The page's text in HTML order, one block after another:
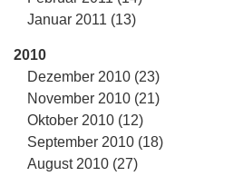
Januar 2011 (13)
2010
Dezember 2010 (23)
November 2010 (21)
Oktober 2010 (12)
September 2010 (18)
August 2010 (27)